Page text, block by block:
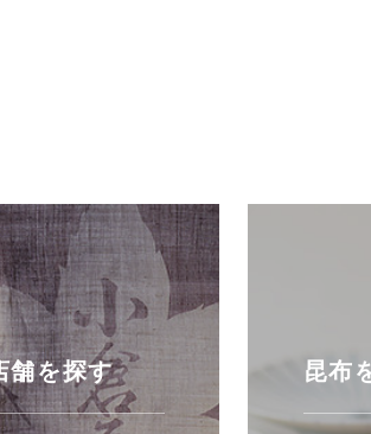
舗を探す 昆布